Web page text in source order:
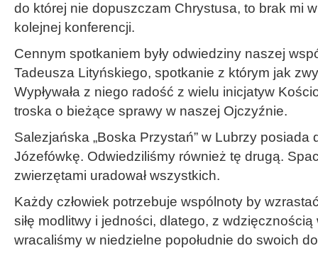
do której nie dopuszczam Chrystusa, to brak mi
kolejnej konferencji.
Cennym spotkaniem były odwiedziny naszej
Tadeusza Lityńskiego, spotkanie z którym jak
Wypływała z niego radość z wielu inicjatyw
troska o bieżące sprawy w naszej Ojczyźnie.
Salezjańska „Boska Przystań” w Lubrzy posiada
Józefówkę. Odwiedziliśmy również tę drugą.
zwierzętami uradował wszystkich.
Każdy człowiek potrzebuje wspólnoty by
siłę modlitwy i jedności, dlatego, z
wracaliśmy w niedzielne popołudnie do swoich